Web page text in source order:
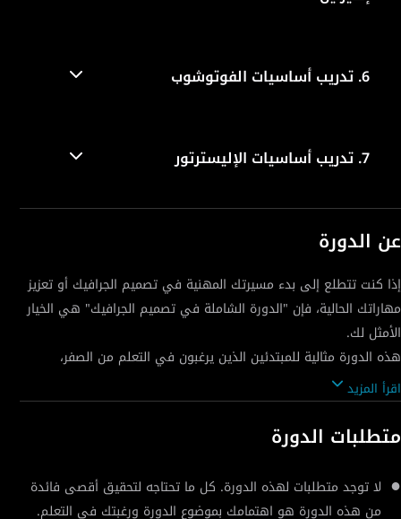
6. تدريب أساسيات الفوتوشوب
7. تدريب أساسيات الإليسترتور
عن الدورة
إذا كنت تتطلع إلى بدء مسيرتك المهنية في تصميم الجرافيك أو تعزيز
مهاراتك الحالية، فإن "الدورة الشاملة في تصميم الجرافيك" هي الخيار
هذه الدورة مثالية للمبتدئين الذين يرغبون في التعلم من الصفر،
تشمل الدورة جوانب نظرية وعملية، مما يمنحك فهمًا شاملًا لتصميم
الجرافيك. ستتعلم كيفية استخدام الأدوات والبرامج الرائدة في هذا
المجال، مثل الفوتوشوب، الإليستريتور، والإنديزاين، لعمل تصاميم
اقرأ المزيد
متطلبات الدورة
لا توجد متطلبات لهذه الدورة. كل ما تحتاجه لتحقيق أقصى فائدة
من هذه الدورة هو اهتمامك بموضوع الدورة ورغبتك في التعلم.